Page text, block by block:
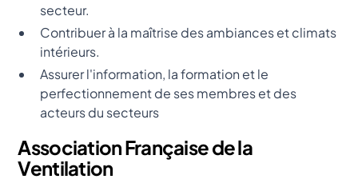
secteur.
Contribuer à la maîtrise des ambiances et climats
intérieurs.
Assurer l'information, la formation et le
perfectionnement de ses membres et des
acteurs du secteurs
Association Française de la
Ventilation